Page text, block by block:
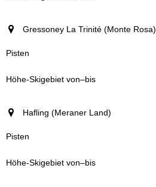
Gressoney La Trinité (Monte Rosa)
Hafling (Meraner Land)